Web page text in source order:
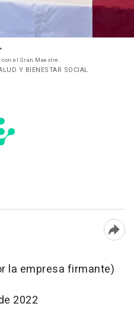
el Gran Maestre.
Y BIENESTAR SOCIAL
la empresa firmante)
2022